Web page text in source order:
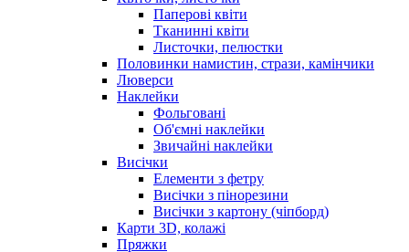
Паперові квіти
Тканинні квіти
Листочки, пелюстки
Половинки намистин, стрази, камінчики
Люверси
Наклейки
Фольговані
Об'ємні наклейки
Звичайні наклейки
Висічки
Елементи з фетру
Висічки з пінорезини
Висічки з картону (чіпборд)
Карти 3D, колажі
Пряжки